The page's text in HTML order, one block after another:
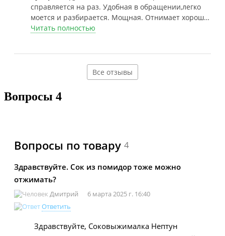
справляется на раз. Удобная в обращении,легко
моется и разбирается. Мощная. Отнимает хорошо.
Советую.
Читать полностью
Все отзывы
Вопросы 4
Вопросы по товару 4
Здравствуйте. Сок из помидор тоже можно
отжимать?
Дмитрий
6 марта 2025 г. 16:40
Ответить
Здравствуйте, Соковыжималка Нептун